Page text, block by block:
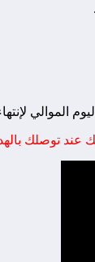
لإنتهاء
توصلك